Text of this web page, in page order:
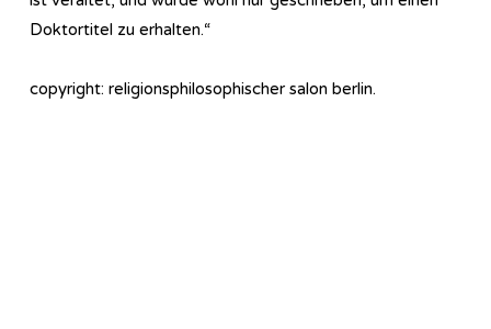
Doktortitel zu erhalten.“
copyright: religionsphilosophischer salon berlin.